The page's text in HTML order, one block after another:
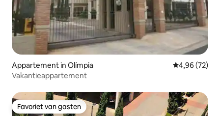
Appartement in Olímpia Gemiddelde
4,96 (72)
Vakantieappartement
Favoriet van gasten
Favoriet van gasten